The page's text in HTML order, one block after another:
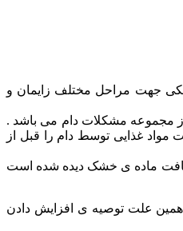
یااسترس بیشتری می شوند . در خلال این دوره ی انتقال ٬ بسیاری تغییرات بیولوژیکی جهت مراحل مختلف زایمان و
از مجموعه مشکلات دام می باشد .
این که دریافت مواد غذایی توسط دام را قبل از
گله دیگر از نظر در یافت ماده ی خشک دیده شده است
دهی بعدی افزایش می یابد ٬اشتهای گاو کاهش پیدا می کند . به همین علت توصیه ی افزایش دادن